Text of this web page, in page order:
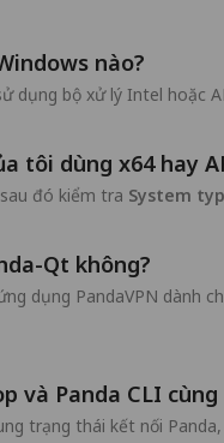
nào?
dụng bộ xử lý Intel hoặc
tôi dùng x64 hay
đó kiểm tra System
Qt không?
dụng PandaVPN dành
và Panda CLI
trạng thái kết nối